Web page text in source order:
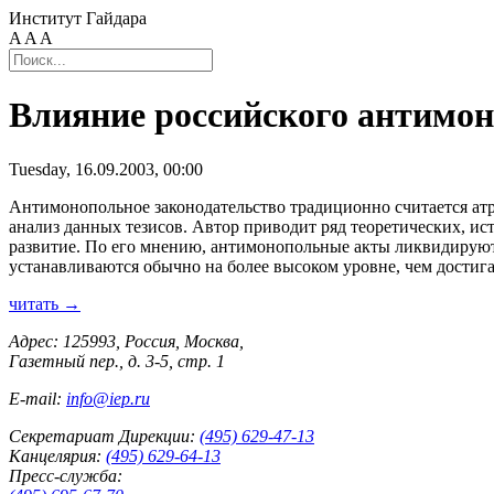
Институт Гайдара
A A A
Влияние российского
Tuesday, 16.09.2003, 00:00
Антимонопольное законодательство традиционно считается
анализ данных тезисов. Автор приводит ряд теоретических,
развитие. По его мнению, антимонопольные акты
устанавливаются обычно на более высоком уровне, чем
читать →
Адрес: 125993, Россия, Москва,
Газетный пер., д. 3-5, стр. 1
E-mail: info@iep.ru
Секретариат Дирекции: (495) 629-47-13
Канцелярия: (495) 629-64-13
Пресс-служба: